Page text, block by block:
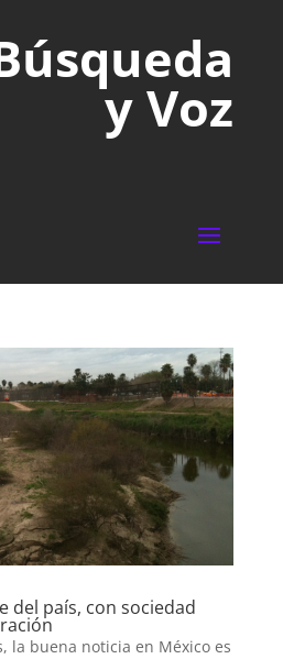
y Voz
del país, con sociedad
la buena noticia en México es